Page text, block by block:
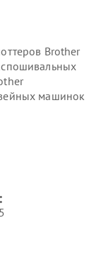
Brother
машинок